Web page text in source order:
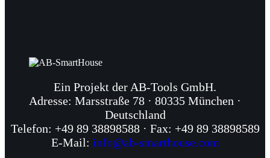
Ein Projekt der AB-Tools GmbH.
Adresse: Marsstraße 78 · 80335 München ·
Deutschland
Telefon: +49 89 38898588 · Fax: +49 89 38898589
E-Mail: info@ab-smarthouse.com